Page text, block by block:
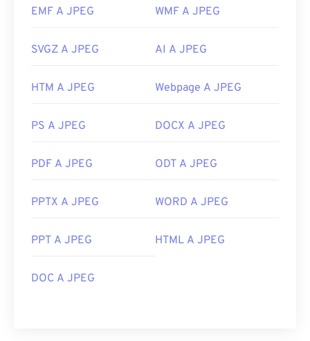
EMF A JPEG WMF A JPEG
SVGZ A JPEG AI A JPEG
HTM A JPEG Webpage A JPEG
PS A JPEG DOCX A JPEG
PDF A JPEG ODT A JPEG
PPTX A JPEG WORD A JPEG
PPT A JPEG HTML A JPEG
DOC A JPEG